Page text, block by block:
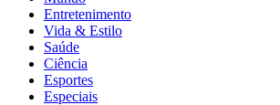
Entretenimento
Vida & Estilo
Saúde
Ciência
Esportes
Especiais